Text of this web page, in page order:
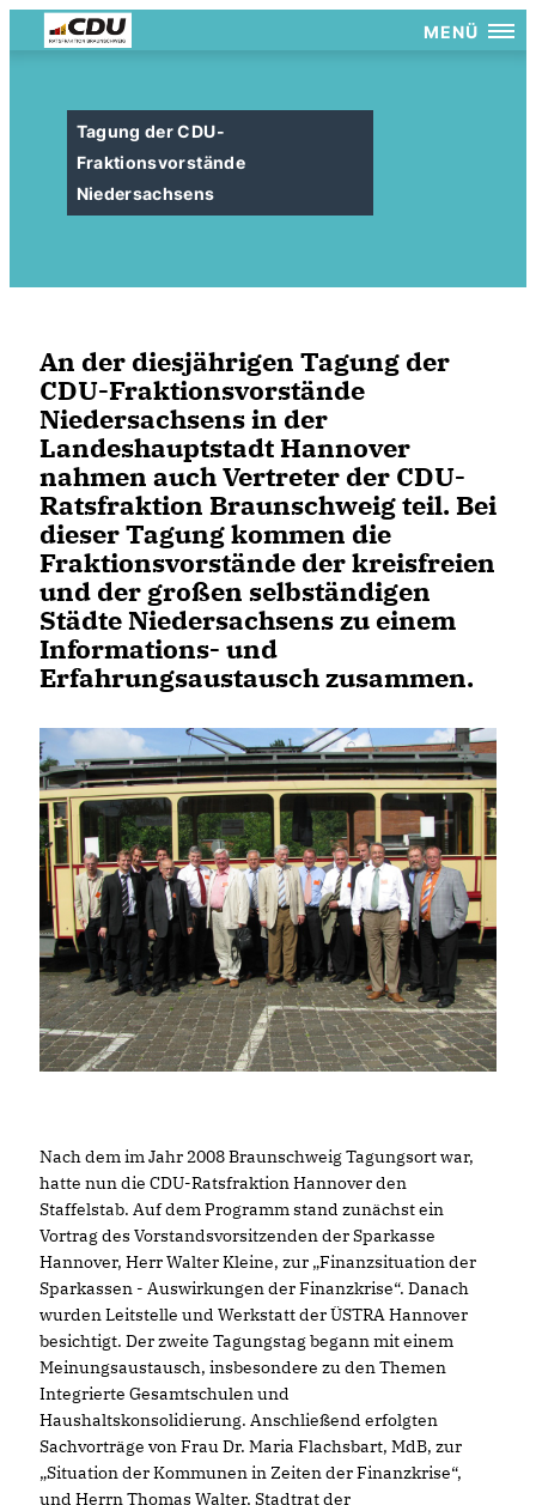
MENÜ
Tagung der CDU-
Fraktionsvorstände
Niedersachsens
An der diesjährigen Tagung der
CDU-Fraktionsvorstände
Niedersachsens in der
Landeshauptstadt Hannover
nahmen auch Vertreter der CDU-
Ratsfraktion Braunschweig teil. Bei
dieser Tagung kommen die
Fraktionsvorstände der kreisfreien
und der großen selbständigen
Städte Niedersachsens zu einem
Informations- und
Erfahrungsaustausch zusammen.
Nach dem im Jahr 2008 Braunschweig Tagungsort war,
hatte nun die CDU-Ratsfraktion Hannover den
Staffelstab. Auf dem Programm stand zunächst ein
Vortrag des Vorstandsvorsitzenden der Sparkasse
Hannover, Herr Walter Kleine, zur „Finanzsituation der
Sparkassen - Auswirkungen der Finanzkrise“. Danach
wurden Leitstelle und Werkstatt der ÜSTRA Hannover
besichtigt. Der zweite Tagungstag begann mit einem
Meinungsaustausch, insbesondere zu den Themen
Integrierte Gesamtschulen und
Haushaltskonsolidierung. Anschließend erfolgten
Sachvorträge von Frau Dr. Maria Flachsbart, MdB, zur
Situation der Kommunen in Zeiten der Finanzkrise“,
und Herrn Thomas Walter, Stadtrat der